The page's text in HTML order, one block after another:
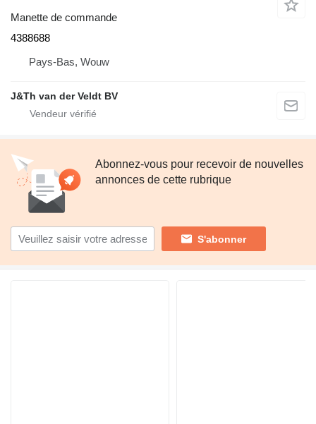
Manette de commande
4388688
Pays-Bas, Wouw
J&Th van der Veldt BV
Abonnez-vous pour recevoir de nouvelles
annonces de cette rubrique
S'abonner